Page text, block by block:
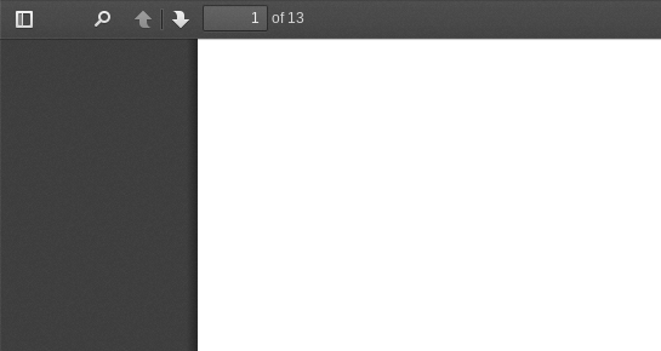
Toggle
PreviousNext
of 13